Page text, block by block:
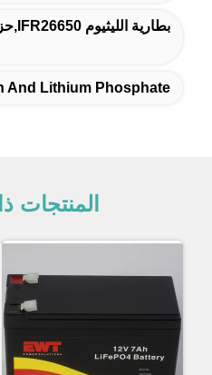
بطارية الليثيوم IFR26650,حزمة بطاريات الليثيوم المصنوعة خصيصاً,بطارية ليتيم 12 فولت 12 أيه إيه
And Lithium Phosphate
المنتجات